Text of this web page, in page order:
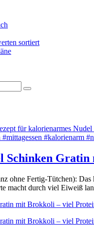
sortiert
Schinken
ohne Fertig-Tütchen):
macht durch viel Eiweiß
mit Brokkoli – viel
mit Brokkoli – viel